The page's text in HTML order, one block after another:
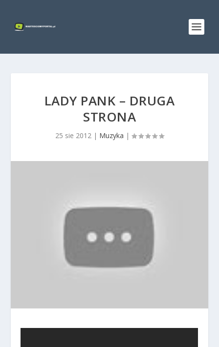
LADY PANK – DRUGA
STRONA
25 sie 2012 | Muzyka |